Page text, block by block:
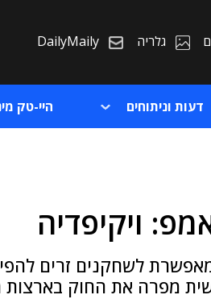
גלריה DailyMaily
דעות וניתוחים היי-טק
ויקיפדיה
לשחקנים זרים
מפרה את החוק בארצות